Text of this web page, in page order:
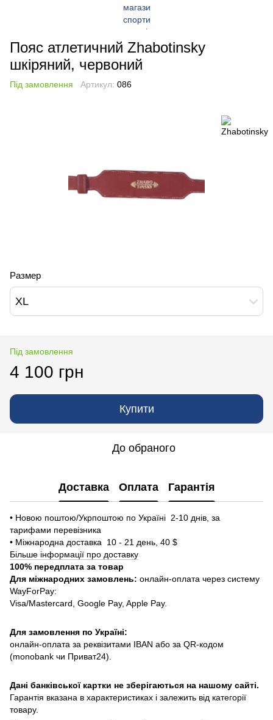
Пояс атлетичний Zhabotinsky
шкіряний, червоний
Під замовлення Артикул: 086
Размер
XL
Під замовлення
4 100 грн
Купити
До обраного
Доставка Оплата Гарантія
• Новою поштою/Укрпоштою по Україні 2-10 днів, за
тарифами перевізника
• Міжнародна доставка 10 - 21 день, 40 $
Більше інформації про доставку
100% передплата за товар
Для міжнародних замовлень: онлайн-оплата через систему
WayForPay:
Visa/Mastercard, Google Pay, Apple Pay.
Для замовлення по Україні:
онлайн-оплата за реквізитами IBAN або за QR-кодом
(monobank чи Приват24).
Дані банківської картки не зберігаються на нашому сайті.
Гарантія вказана в характеристиках і залежить від категорії
товару.